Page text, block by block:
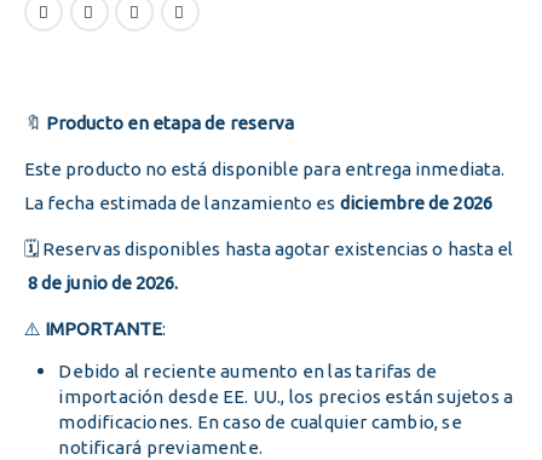
🔖 Producto en etapa de reserva
Este producto no está disponible para entrega inmediata.
La fecha estimada de lanzamiento es diciembre de 2026
🗓️ Reservas disponibles hasta agotar existencias o hasta el
8 de junio de 2026.
⚠️ IMPORTANTE:
Debido al reciente aumento en las tarifas de
importación desde EE. UU., los precios están sujetos a
modificaciones. En caso de cualquier cambio, se
notificará previamente.